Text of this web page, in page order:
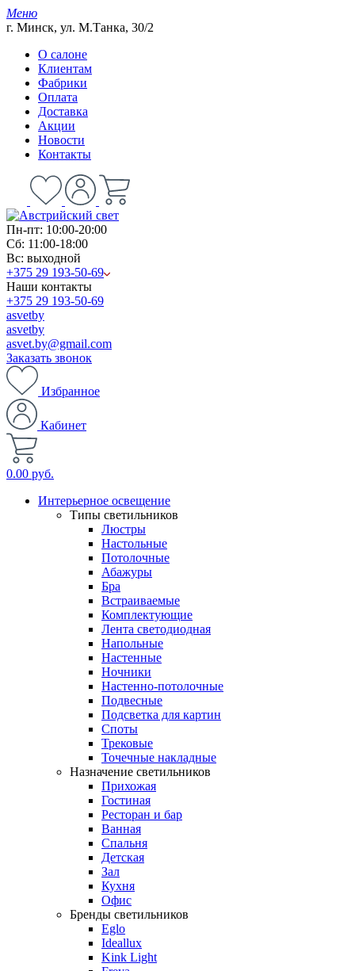
Меню
г. Минск, ул. М.Танка, 30/2
О салоне
Клиентам
Фабрики
Оплата
Доставка
Акции
Новости
Контакты
Пн-пт: 10:00-20:00
Сб: 11:00-18:00
Вс: выходной
+375 29 193-50-69
Наши контакты
+375 29 193-50-69
asvetby
asvetby
asvet.by@gmail.com
Заказать звонок
Избранное
Кабинет
0.00 руб.
Интерьерное освещение
Типы светильников
Люстры
Настольные
Потолочные
Абажуры
Бра
Встраиваемые
Комплектующие
Лента светодиодная
Напольные
Настенные
Ночники
Настенно-потолочные
Подвесные
Подсветка для картин
Споты
Трековые
Точечные накладные
Назначение светильников
Прихожая
Гостиная
Ресторан и бар
Ванная
Спальня
Детская
Зал
Кухня
Офис
Бренды светильников
Eglo
Ideallux
Kink Light